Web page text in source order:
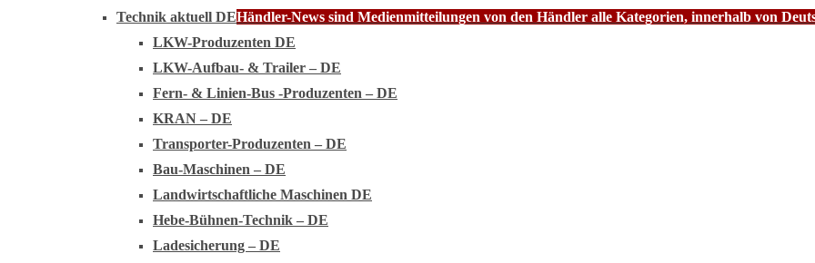
Technik aktuell DEHändler-News sind Medienmitteilungen von den Händler alle Kategorien, innerhalb von
LKW-Produzenten DE
LKW-Aufbau- & Trailer – DE
Fern- & Linien-Bus -Produzenten – DE
KRAN – DE
Transporter-Produzenten – DE
Bau-Maschinen – DE
Landwirtschaftliche Maschinen DE
Hebe-Bühnen-Technik – DE
Ladesicherung – DE